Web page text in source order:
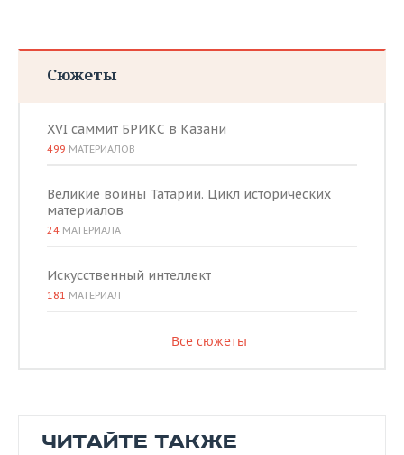
Сюжеты
XVI саммит БРИКС в Казани
499 МАТЕРИАЛОВ
Великие воины Татарии. Цикл исторических
материалов
24 МАТЕРИАЛА
Искусственный интеллект
181 МАТЕРИАЛ
Все сюжеты
ЧИТАЙТЕ ТАКЖЕ